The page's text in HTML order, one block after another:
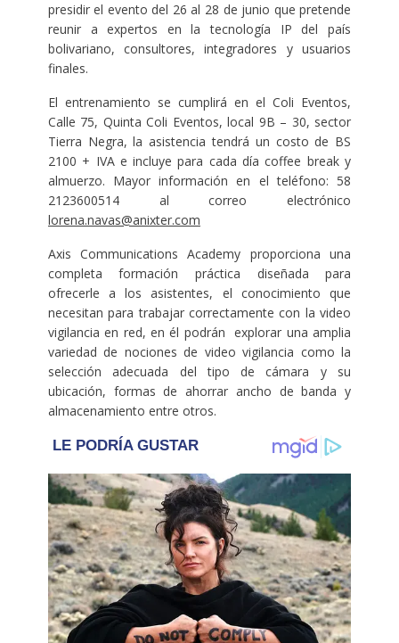
presidir el evento del 26 al 28 de junio que pretende
reunir a expertos en la tecnología IP del país
bolivariano, consultores, integradores y usuarios
finales.
El entrenamiento se cumplirá en el Coli Eventos,
Calle 75, Quinta Coli Eventos, local 9B – 30, sector
Tierra Negra, la asistencia tendrá un costo de BS
2100 + IVA e incluye para cada día coffee break y
almuerzo. Mayor información en el teléfono: 58
2123600514 al correo electrónico
lorena.navas@anixter.com
Axis Communications Academy proporciona una
completa formación práctica diseñada para
ofrecerle a los asistentes, el conocimiento que
necesitan para trabajar correctamente con la video
vigilancia en red, en él podrán explorar una amplia
variedad de nociones de video vigilancia como la
selección adecuada del tipo de cámara y su
ubicación, formas de ahorrar ancho de banda y
almacenamiento entre otros.